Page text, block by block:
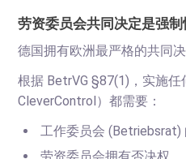
劳资委员会共同决定是强制
德国拥有欧洲最严格的共同决
根据 BetrVG §87(1)，实施
CleverControl）都需要：
工作委员会 (Betriebsrat)